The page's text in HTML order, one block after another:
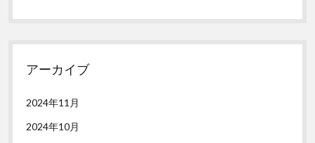
アーカイブ
2024年11月
2024年10月